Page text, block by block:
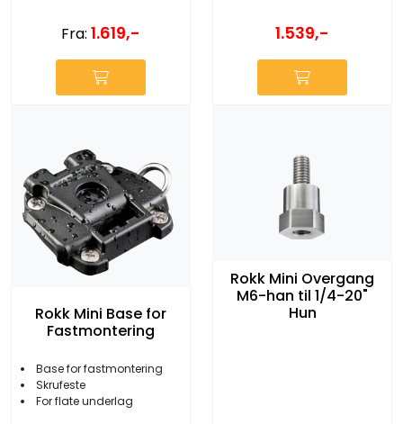
Fra: 1.619,- 1.539,-
Rokk Mini Base for
Fastmontering
Base for fastmontering
Skrufeste
For flate underlag
Rokk Mini Overgang
M6-han til 1/4-20"
Hun